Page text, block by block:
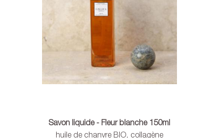
Savon liquide - Fleur blanche 150ml
huile de chanvre BIO, collagène